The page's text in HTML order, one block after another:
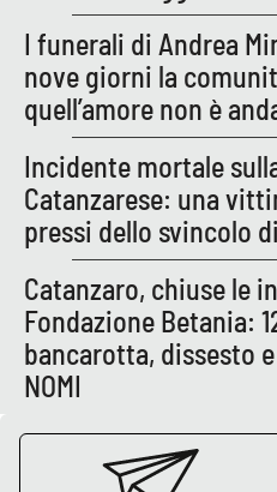
STREAMING
LaC TV
LaC Network
LaC OnAir
EDIZIONI
LOCALI
Catanzaro
Crotone
I funerali di Andrea
nove giorni la
quell’amore non è
Incidente mortale
Catanzarese: una
pressi dello svincolo
Catanzaro, chiuse le
Fondazione Betania:
bancarotta, dissesto
NOMI